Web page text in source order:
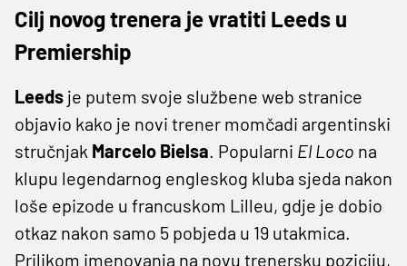
Cilj novog trenera je vratiti Leeds u
Premiership
Leeds je putem svoje službene web stranice
objavio kako je novi trener momčadi argentinski
stručnjak Marcelo Bielsa. Popularni El Loco na
klupu legendarnog engleskog kluba sjeda nakon
loše epizode u francuskom Lilleu, gdje je dobio
otkaz nakon samo 5 pobjeda u 19 utakmica.
Prilikom imenovanja na novu trenersku poziciju,